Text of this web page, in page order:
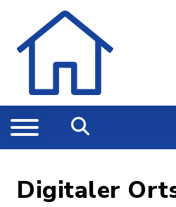
Digitaler